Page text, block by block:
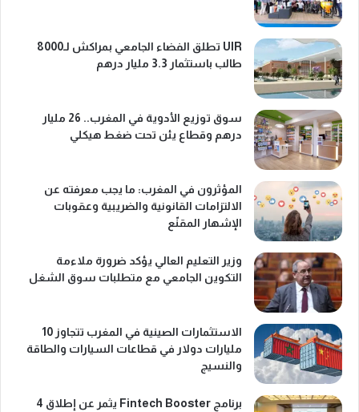
UIR تطلق الفضاء الجامعي بمراكش لـ8000
طالب باستثمار 3.3 مليار درهم
سوق توزيع الأدوية في المغرب.. 26 مليار
درهم وقطاع يئن تحت ضغط هيكلي
المؤثرون في المغرب: ما يجب معرفته عن
الالتزامات القانونية والضريبية وعقوبات
الإشهار المقنّع
وزير التعليم العالي يؤكد ضرورة ملاءمة
التكوين الجامعي مع متطلبات سوق الشغل
الاستثمارات الصينية في المغرب تتجاوز 10
مليارات دولار في قطاعات السيارات والطاقة
والنسيج
برنامج Fintech Booster يثمر عن إطلاق 4